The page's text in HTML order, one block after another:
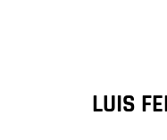
LUIS